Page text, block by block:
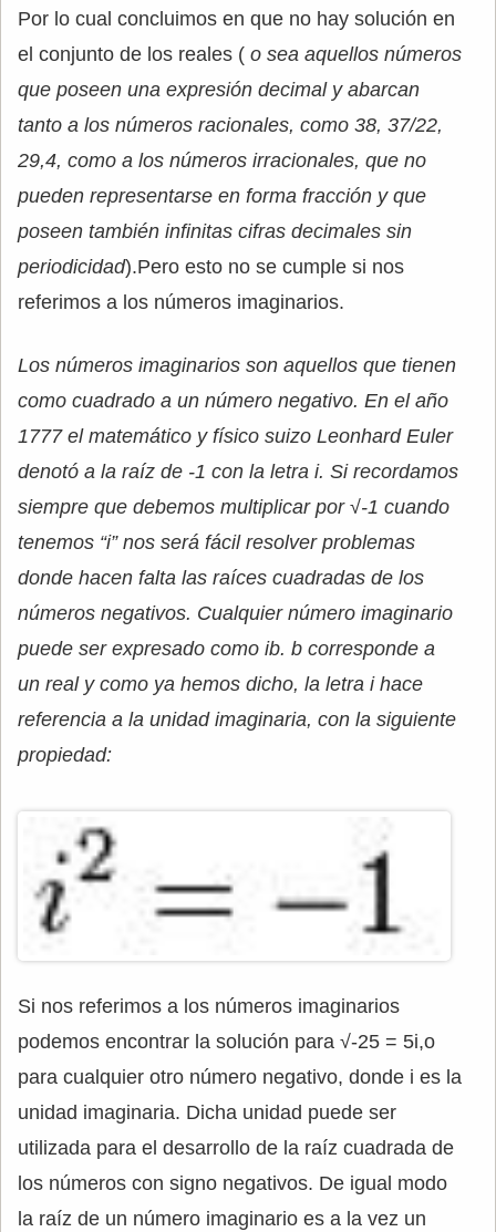
Por lo cual concluimos en que no hay solución en
el conjunto de los reales ( o sea aquellos números
que poseen una expresión decimal y abarcan
tanto a los números racionales, como 38, 37/22,
29,4, como a los números irracionales, que no
pueden representarse en forma fracción y que
poseen también infinitas cifras decimales sin
periodicidad).Pero esto no se cumple si nos
referimos a los números imaginarios.
Los números imaginarios son aquellos que tienen
como cuadrado a un número negativo. En el año
1777 el matemático y físico suizo Leonhard Euler
denotó a la raíz de -1 con la letra i. Si recordamos
siempre que debemos multiplicar por √-1 cuando
tenemos “i” nos será fácil resolver problemas
donde hacen falta las raíces cuadradas de los
números negativos. Cualquier número imaginario
puede ser expresado como ib. b corresponde a
un real y como ya hemos dicho, la letra i hace
referencia a la unidad imaginaria, con la siguiente
propiedad:
Si nos referimos a los números imaginarios
podemos encontrar la solución para √-25 = 5i,o
para cualquier otro número negativo, donde i es la
unidad imaginaria. Dicha unidad puede ser
utilizada para el desarrollo de la raíz cuadrada de
los números con signo negativos. De igual modo
la raíz de un número imaginario es a la vez un